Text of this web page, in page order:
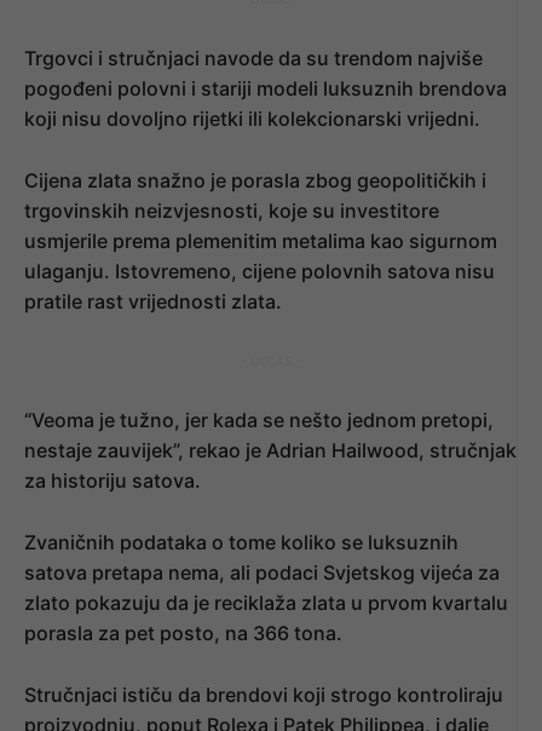
Trgovci i stručnjaci navode da su trendom najviše
pogođeni polovni i stariji modeli luksuznih brendova
koji nisu dovoljno rijetki ili kolekcionarski vrijedni.
Cijena zlata snažno je porasla zbog geopolitičkih i
trgovinskih neizvjesnosti, koje su investitore
usmjerile prema plemenitim metalima kao sigurnom
ulaganju. Istovremeno, cijene polovnih satova nisu
pratile rast vrijednosti zlata.
“Veoma je tužno, jer kada se nešto jednom pretopi,
nestaje zauvijek”, rekao je Adrian Hailwood, stručnjak
za historiju satova.
Zvaničnih podataka o tome koliko se luksuznih
satova pretapa nema, ali podaci Svjetskog vijeća za
zlato pokazuju da je reciklaža zlata u prvom kvartalu
porasla za pet posto, na 366 tona.
Stručnjaci ističu da brendovi koji strogo kontroliraju
proizvodnju, poput Rolexa i Patek Philippea, i dalje